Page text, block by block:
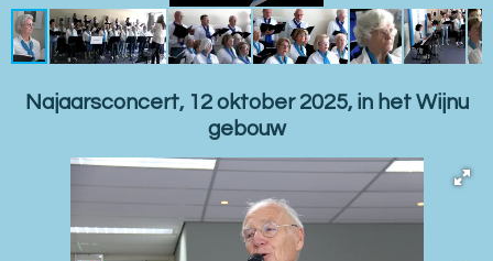
Najaarsconcert, 12 oktober 2025, in het Wijnu
gebouw